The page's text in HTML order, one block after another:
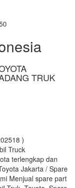
TRUK
)
Truck
terlengkap dan
Jakarta / Spare
Menjual spare part